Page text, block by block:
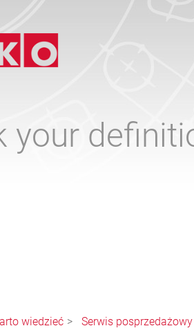
your
wiedzieć Serwis posprzedażowy